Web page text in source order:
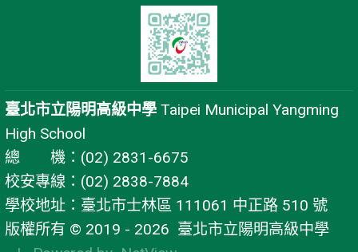
臺北市立陽明高級中學 Taipei Municipal Yangming
High School
總 機：(02) 2831-6675
校安專線：(02) 2838-7884
學校地址：臺北市士林區 111061 中正路 510 號
版權所有 © 2019 - 2026 臺北市立陽明高級中學